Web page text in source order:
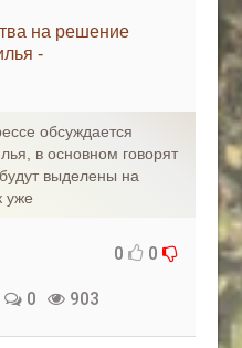
на решение
-
обсуждается
в основном говорят
выделены на
уже
0 0
0 903